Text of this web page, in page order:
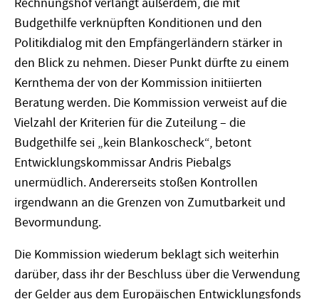
Budgethilfe verknüpften Konditionen und den
Politikdialog mit den Empfängerländern stärker in
den Blick zu nehmen. Dieser Punkt dürfte zu einem
Kernthema der von der Kommission initiierten
Beratung werden. Die Kommission verweist auf die
Vielzahl der Kriterien für die Zuteilung – die
Budgethilfe sei „kein Blankoscheck“, betont
Entwicklungskommissar Andris Piebalgs
unermüdlich. Andererseits stoßen Kontrollen
irgendwann an die Grenzen von Zumutbarkeit und
Bevormundung.
Die Kommission wiederum beklagt sich weiterhin
darüber, dass ihr der Beschluss über die Verwendung
der Gelder aus dem Europäischen Entwicklungsfonds